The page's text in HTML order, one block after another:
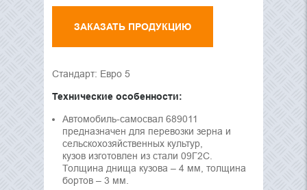
ЗАКАЗАТЬ ПРОДУКЦИЮ
Стандарт: Евро 5
Технические особенности:
Автомобиль-самосвал 689011
предназначен для перевозки зерна и
сельскохозяйственных культур,
кузов изготовлен из стали 09Г2С.
Толщина днища кузова – 4 мм, толщина
бортов – 3 мм.